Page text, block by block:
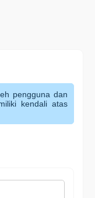
pengguna dan
kendali atas